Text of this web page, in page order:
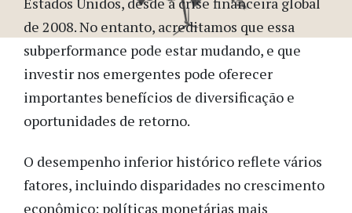
de 2008. No entanto, acreditamos que essa
subperformance pode estar mudando, e que
investir nos emergentes pode oferecer
importantes benefícios de diversificação e
oportunidades de retorno.
O desempenho inferior histórico reflete vários
fatores, incluindo disparidades no crescimento
econômico; políticas monetárias mais